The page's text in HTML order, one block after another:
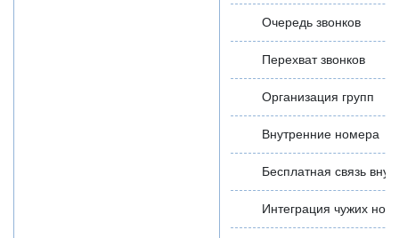
Очередь звонков
Перехват звонков
Организация групп
Внутренние номера
Бесплатная связь
Интеграция чужих